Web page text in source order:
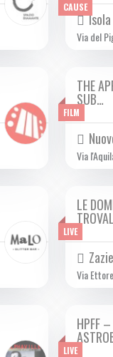
CAUSE
Via del
FILM
DA
THE
SUB…
Via
LIVE
LE
Via
LIVE
HPFF